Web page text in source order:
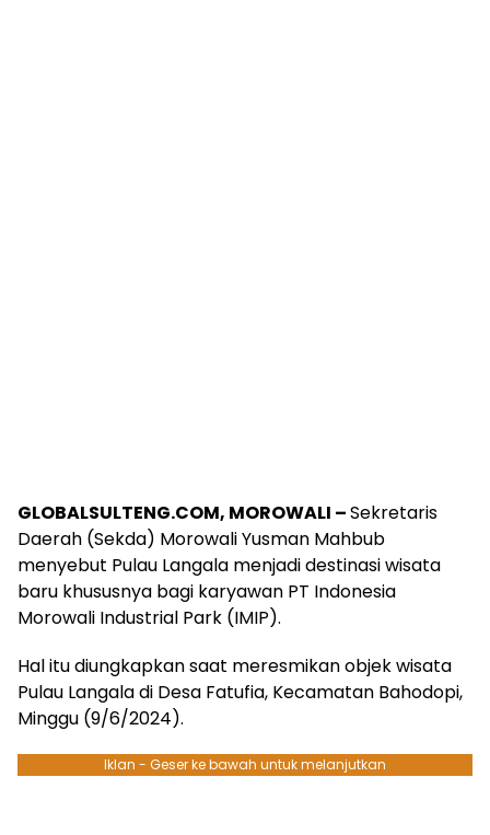
GLOBALSULTENG.COM, MOROWALI –Sekretaris
Daerah (Sekda) Morowali Yusman Mahbub
menyebut Pulau Langala menjadi destinasi wisata
baru khususnya bagi karyawan PT Indonesia
Morowali Industrial Park (IMIP).
Hal itu diungkapkan saat meresmikan objek wisata
Pulau Langala di Desa Fatufia, Kecamatan Bahodopi,
Minggu (9/6/2024).
Iklan - Geser ke bawah untuk melanjutkan